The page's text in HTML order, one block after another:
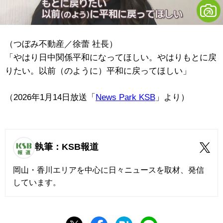
（つぼみ不動産／徐蕾 社長）
「やはり日中関係平和になってほしい。やはりもとに戻
りたい。以前（のように）平和に戻ってほしい」
（2026年1月14日放送「 News Park KSB 」より）
執筆：KSB報道
岡山・香川エリアを中心に日々ニュースを取材、発信
しています。